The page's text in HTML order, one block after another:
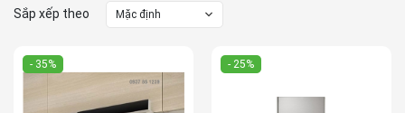
Sắp xếp theo Mặc định
- 35% - 25%